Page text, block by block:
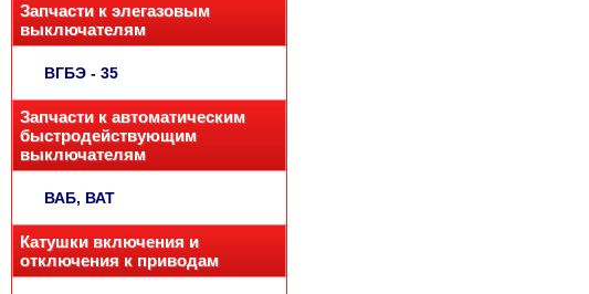
Запчасти к элегазовым
выключателям
ВГБЭ - 35
Запчасти к автоматическим
быстродействующим
выключателям
ВАБ, ВАТ
Катушки включения и
отключения к приводам